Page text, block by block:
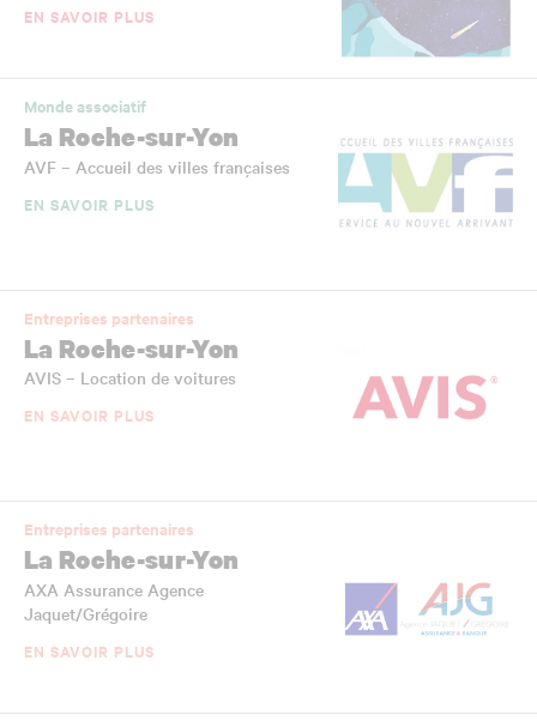
EN SAVOIR PLUS
Monde associatif
La Roche-sur-Yon
AVF – Accueil des villes françaises
EN SAVOIR PLUS
Entreprises partenaires
La Roche-sur-Yon
AVIS – Location de voitures
EN SAVOIR PLUS
Entreprises partenaires
La Roche-sur-Yon
AXA Assurance Agence
Jaquet/Grégoire
EN SAVOIR PLUS